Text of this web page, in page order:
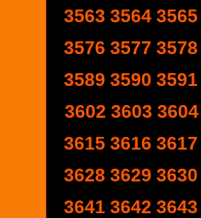
3563 3564 3565
3576 3577 3578
3589 3590 3591
3602 3603 3604
3615 3616 3617
3628 3629 3630
3641 3642 3643